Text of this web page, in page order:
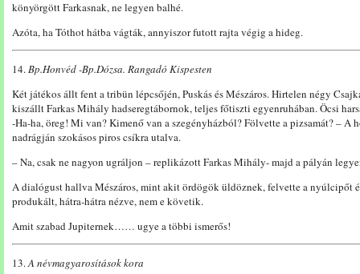
könyörgött Farkasnak, ne legyen balhé.
Azóta, ha Tóthot hátba vágták, annyiszor futott rajta végig a hideg.
14.Bp.Honvéd -Bp.Dózsa. Rangadó Kispesten
Két játékos állt fent a tribün lépcsőjén, Puskás és Mészáros. Hirtelen négy
kiszállt Farkas Mihály hadseregtábornok, teljes főtiszti egyenruhában. Öcsi
-Ha-ha, öreg! Mi van? Kimenő van a szegényházból? Fölvette a pizsamát? –
nadrágján szokásos piros csíkra utalva.
– Na, csak ne nagyon ugráljon – replikázott Farkas Mihály- majd a pályán
A dialógust hallva Mészáros, mint akit ördögök üldöznek, felvette a nyúlcipőt
produkált, hátra-hátra nézve, nem e követik.
Amit szabad Jupiternek…… ugye a többi ismerős!
13.A névmagyarosítások kora